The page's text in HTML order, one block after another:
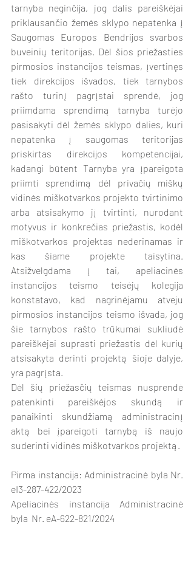
tarnyba neginčija, jog dalis pareiškėjai
priklausančio žemės sklypo nepatenka į
Saugomas Europos Bendrijos svarbos
buveinių teritorijas. Dėl šios priežasties
pirmosios instancijos teismas, įvertinęs
tiek direkcijos išvados, tiek tarnybos
rašto turinį pagrįstai sprendė, jog
priimdama sprendimą tarnyba turėjo
pasisakyti dėl žemės sklypo dalies, kuri
nepatenka į saugomas teritorijas
priskirtas direkcijos kompetencijai,
kadangi būtent Tarnyba yra įpareigota
priimti sprendimą dėl privačių miškų
vidinės miškotvarkos projekto tvirtinimo
arba atsisakymo jį tvirtinti, nurodant
motyvus ir konkrečias priežastis, kodėl
miškotvarkos projektas nederinamas ir
kas šiame projekte taisytina.
Atsižvelgdama į tai, apeliacinės
instancijos teismo teisėjų kolegija
konstatavo, kad nagrinėjamu atveju
pirmosios instancijos teismo išvada, jog
šie tarnybos rašto trūkumai sukliudė
pareiškėjai suprasti priežastis dėl kurių
atsisakyta derinti projektą šioje dalyje,
yra pagrįsta.
Dėl šių priežasčių teismas nusprendė
patenkinti pareiškėjos skundą ir
panaikinti skundžiamą administracinį
aktą bei įpareigoti tarnybą iš naujo
suderinti vidinės miškotvarkos projektą.
Pirma instancija: Administracinė byla Nr.
eI3-287-422/2023
Apeliacinės instancija Administracinė
byla  Nr. eA-622-821/2024